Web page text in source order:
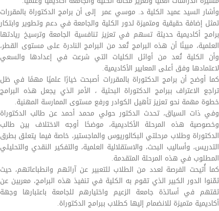
وأشار السيد عميد الكلية د. موسي عمر إلى أن برامج الدكتوراة بالمقررات
تمثل إضافة حقيقية ومتميزة لدور الكلية والجامعة في دعم وتطوير وابتكار
برامج أكاديمية حديثة تسهم في تعزيز تنافسية الجامعة وترسيخ ريادتها
العلمية، مبينًا أن هذه البرامج تُعد من البرامج النادرة على مستوى القطر،
وأن الكلية تُعد من أوائل الكليات التي شرعت في إعدادها والسعي
لاعتمادها وفق أعلى المعايير الأكاديمية.
كما أوضح أن برامج الدكتوراة بالمقررات أصبحت خيارًا علميًا مهمًا في ظل
تراجع الاعتراف ببرامج الدكتوراة البحثية ، الأمر الذي يجعل هذه البرامج
خطوة مهمة نحو تعزيز تأهيل الكوادر ورفع مستوى الممارسة المهنية.
وفي ذات السياق، تحدث الدكتور حولي محمد أحمد عن طالب الدكتوراة
وخصوصية هذه المرحلة الأكاديمية، موضحًا أوجه الاختلاف بين طالب
الدكتوراة وطلاب مرحلتي البكالوريوس والماجستير، خاصة فيما يتعلق بطرق
التدريس، وأساليب البحث، والاستقلالية العلمية، والتفكير النقدي والتحليلي
المطلوب في هذه المرحلة المتقدمة.
كما أُتيحت الفرصة لعدد من الطلاب للتعبير عن آرائهم وانطباعاتهم، حيث
ثمّنوا الدور الكبير الذي تقوم به الكلية في تنفيذ هذه البرامج، معربين عن
ثقتهم في أساتذة جامعة الزعيم واختيارهم للجامعة باعتبارها وجهة
أكاديمية متميزة للانضمام إليها كطلاب ببرامج الدكتوراة.